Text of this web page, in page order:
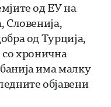
од ЕУ на
Словенија,
од Турција,
со хронична
има малку
објавени